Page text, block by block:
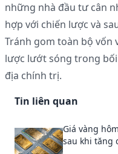
những nhà đầu tư cân
hợp với chiến lược và
Tránh gom toàn bộ vốn
lược lướt sóng trong
địa chính trị.
Tin liên quan
Giá vàng
sau khi tăng